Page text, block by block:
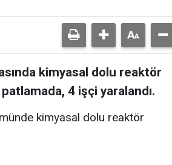
kimyasal dolu reaktör
4 işçi yaralandı.
kimyasal dolu reaktör